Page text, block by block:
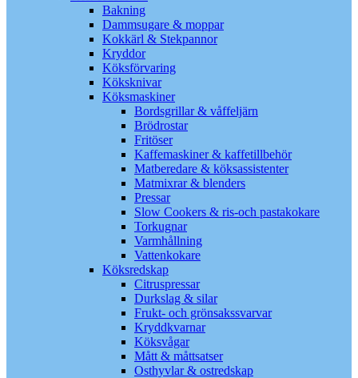
Bakning
Dammsugare & moppar
Kokkärl & Stekpannor
Kryddor
Köksförvaring
Köksknivar
Köksmaskiner
Bordsgrillar & våffeljärn
Brödrostar
Fritöser
Kaffemaskiner & kaffetillbehör
Matberedare & köksassistenter
Matmixrar & blenders
Pressar
Slow Cookers & ris-och pastakokare
Torkugnar
Varmhållning
Vattenkokare
Köksredskap
Citruspressar
Durkslag & silar
Frukt- och grönsakssvarvar
Kryddkvarnar
Köksvågar
Mått & måttsatser
Osthyvlar & ostredskap